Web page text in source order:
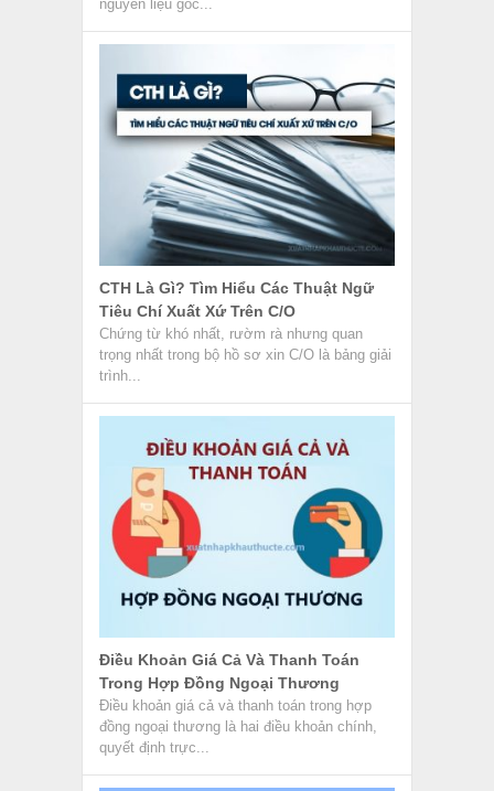
nguyên liệu gốc...
CTH Là Gì? Tìm Hiểu Các Thuật Ngữ
Tiêu Chí Xuất Xứ Trên C/O
Chứng từ khó nhất, rườm rà nhưng quan
trọng nhất trong bộ hồ sơ xin C/O là bảng giải
trình...
Điều Khoản Giá Cả Và Thanh Toán
Trong Hợp Đồng Ngoại Thương
Điều khoản giá cả và thanh toán trong hợp
đồng ngoại thương là hai điều khoản chính,
quyết định trực...